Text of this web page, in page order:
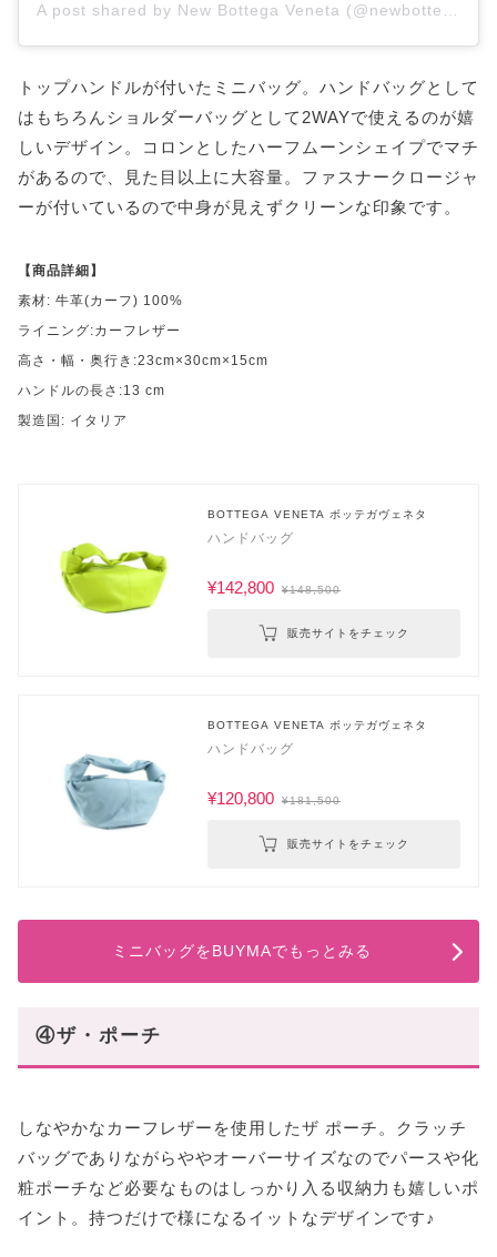
A post shared by New Bottega Veneta (@newbottega)
トップハンドルが付いたミニバッグ。ハンドバッグとして
はもちろんショルダーバッグとして2WAYで使えるのが嬉
しいデザイン。コロンとしたハーフムーンシェイプでマチ
があるので、見た目以上に大容量。ファスナークロージャ
ーが付いているので中身が見えずクリーンな印象です。
【商品詳細】
素材: 牛革(カーフ) 100%
ライニング:カーフレザー
高さ・幅・奥行き:23cm×30cm×15cm
ハンドルの長さ:13 cm
製造国: イタリア
BOTTEGA VENETA ボッテガヴェネタ
ハンドバッグ
¥142,800 ¥148,500
販売サイトをチェック
BOTTEGA VENETA ボッテガヴェネタ
ハンドバッグ
¥120,800 ¥181,500
販売サイトをチェック
ミニバッグをBUYMAでもっとみる
④ザ・ポーチ
しなやかなカーフレザーを使用したザ ポーチ。クラッチ
バッグでありながらややオーバーサイズなのでパースや化
粧ポーチなど必要なものはしっかり入る収納力も嬉しいポ
イント。持つだけで様になるイットなデザインです♪